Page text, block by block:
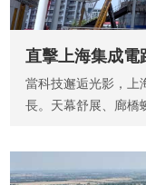
直擊上海集成電
當科技邂逅光影，上
長。天幕舒展、廊橋